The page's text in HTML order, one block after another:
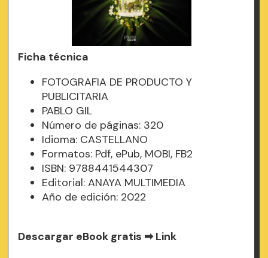
Ficha técnica
FOTOGRAFIA DE PRODUCTO Y
PUBLICITARIA
PABLO GIL
Número de páginas: 320
Idioma: CASTELLANO
Formatos: Pdf, ePub, MOBI, FB2
ISBN: 9788441544307
Editorial: ANAYA MULTIMEDIA
Año de edición: 2022
Descargar eBook gratis ➡Link